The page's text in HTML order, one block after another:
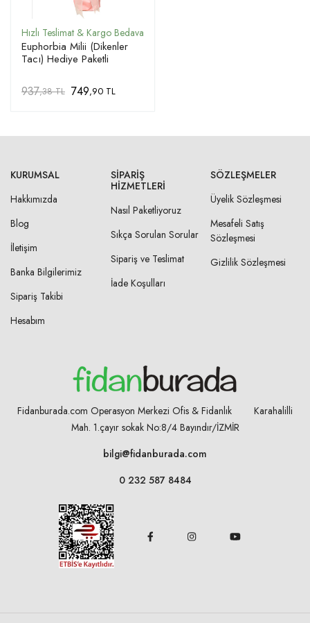
Euphorbia Milii (Dikenler
Tacı) Hediye Paketli
937,38 TL 749,90 TL
KURUMSAL
Hakkımızda
Blog
İletişim
Banka Bilgilerimiz
Sipariş Takibi
Hesabım
SIPARIŞ
HIZMETLERI
Nasıl Paketliyoruz
Sıkça Sorulan Sorular
Sipariş ve Teslimat
İade Koşulları
SÖZLEŞMELER
Üyelik Sözleşmesi
Mesafeli Satış
Sözleşmesi
Gizlilik Sözleşmesi
Fidanburada.com Operasyon Merkezi Ofis & Fidanlık Karahalilli
Mah. 1.çayır sokak No:8/4 Bayındır/İZMİR
bilgi@fidanburada.com
0 232 587 8484